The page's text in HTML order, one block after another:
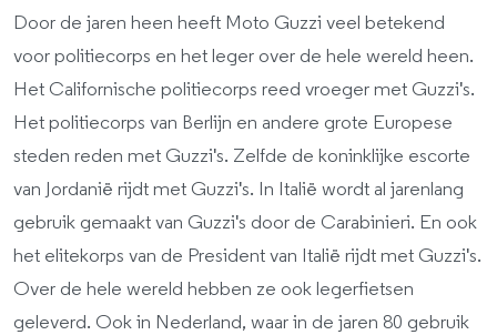
Door de jaren heen heeft Moto Guzzi veel betekend
voor politiecorps en het leger over de hele wereld heen.
Het Californische politiecorps reed vroeger met Guzzi's.
Het politiecorps van Berlijn en andere grote Europese
steden reden met Guzzi's. Zelfde de koninklijke escorte
van Jordanië rijdt met Guzzi's. In Italië wordt al jarenlang
gebruik gemaakt van Guzzi's door de Carabinieri. En ook
het elitekorps van de President van Italië rijdt met Guzzi's.
Over de hele wereld hebben ze ook legerfietsen
geleverd. Ook in Nederland, waar in de jaren 80 gebruik